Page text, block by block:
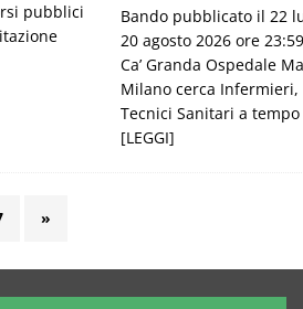
pubblici
Bando pubblicato il 22
20 agosto 2026 ore
Ca’ Granda Ospedale
Milano cerca
Tecnici Sanitari a
[LEGGI]
»